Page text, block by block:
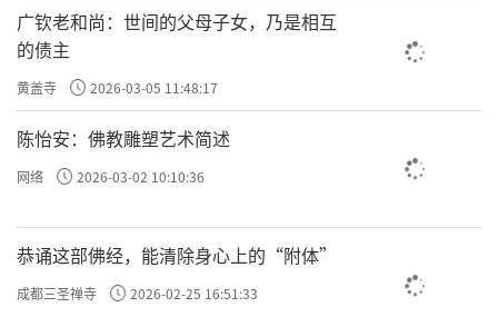
广钦老和尚：世间的父母子女，乃是相互
的债主
黄盖寺 2026-03-05 11:48:17
陈怡安：佛教雕塑艺术简述
网络 2026-03-02 10:10:36
恭诵这部佛经，能清除身心上的“附体”
成都三圣禅寺 2026-02-25 16:51:33